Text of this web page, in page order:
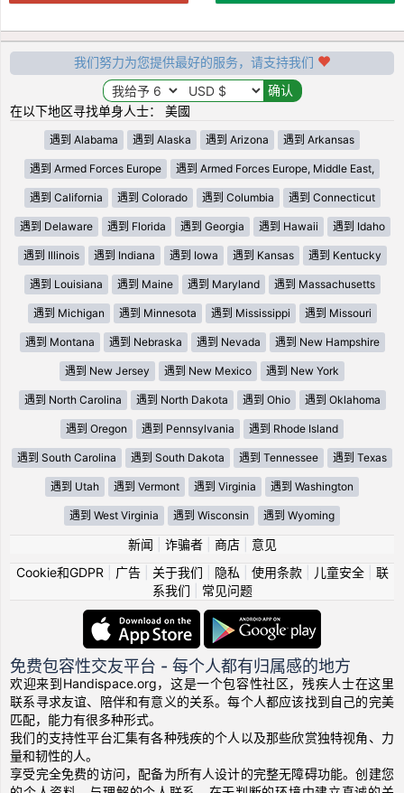
我们努力为您提供最好的服务，请支持我们
在以下地区寻找单身人士： 美國
遇到 Alabama 遇到 Alaska 遇到 Arizona 遇到 Arkansas
遇到 Armed Forces Europe 遇到 Armed Forces Europe, Middle East,
遇到 California 遇到 Colorado 遇到 Columbia 遇到 Connecticut
遇到 Delaware 遇到 Florida 遇到 Georgia 遇到 Hawaii 遇到 Idaho
遇到 Illinois 遇到 Indiana 遇到 Iowa 遇到 Kansas 遇到 Kentucky
遇到 Louisiana 遇到 Maine 遇到 Maryland 遇到 Massachusetts
遇到 Michigan 遇到 Minnesota 遇到 Mississippi 遇到 Missouri
遇到 Montana 遇到 Nebraska 遇到 Nevada 遇到 New Hampshire
遇到 New Jersey 遇到 New Mexico 遇到 New York
遇到 North Carolina 遇到 North Dakota 遇到 Ohio 遇到 Oklahoma
遇到 Oregon 遇到 Pennsylvania 遇到 Rhode Island
遇到 South Carolina 遇到 South Dakota 遇到 Tennessee 遇到 Texas
遇到 Utah 遇到 Vermont 遇到 Virginia 遇到 Washington
遇到 West Virginia 遇到 Wisconsin 遇到 Wyoming
新闻 诈骗者| 商店| 意见
Cookie和GDPR
广告| 关于我们 隐私 使用条款| 儿童安全| 联
系我们
常见问题
免费包容性交友平台 - 每个人都有归属感的地方
欢迎来到Handispace.org，这是一个包容性社区，残疾人士在这里
联系寻求友谊、陪伴和有意义的关系。每个人都应该找到自己的完美
匹配，能力有很多种形式。
我们的支持性平台汇集有各种残疾的个人以及那些欣赏独特视角、力
量和韧性的人。
享受完全免费的访问，配备为所有人设计的完整无障碍功能。创建您